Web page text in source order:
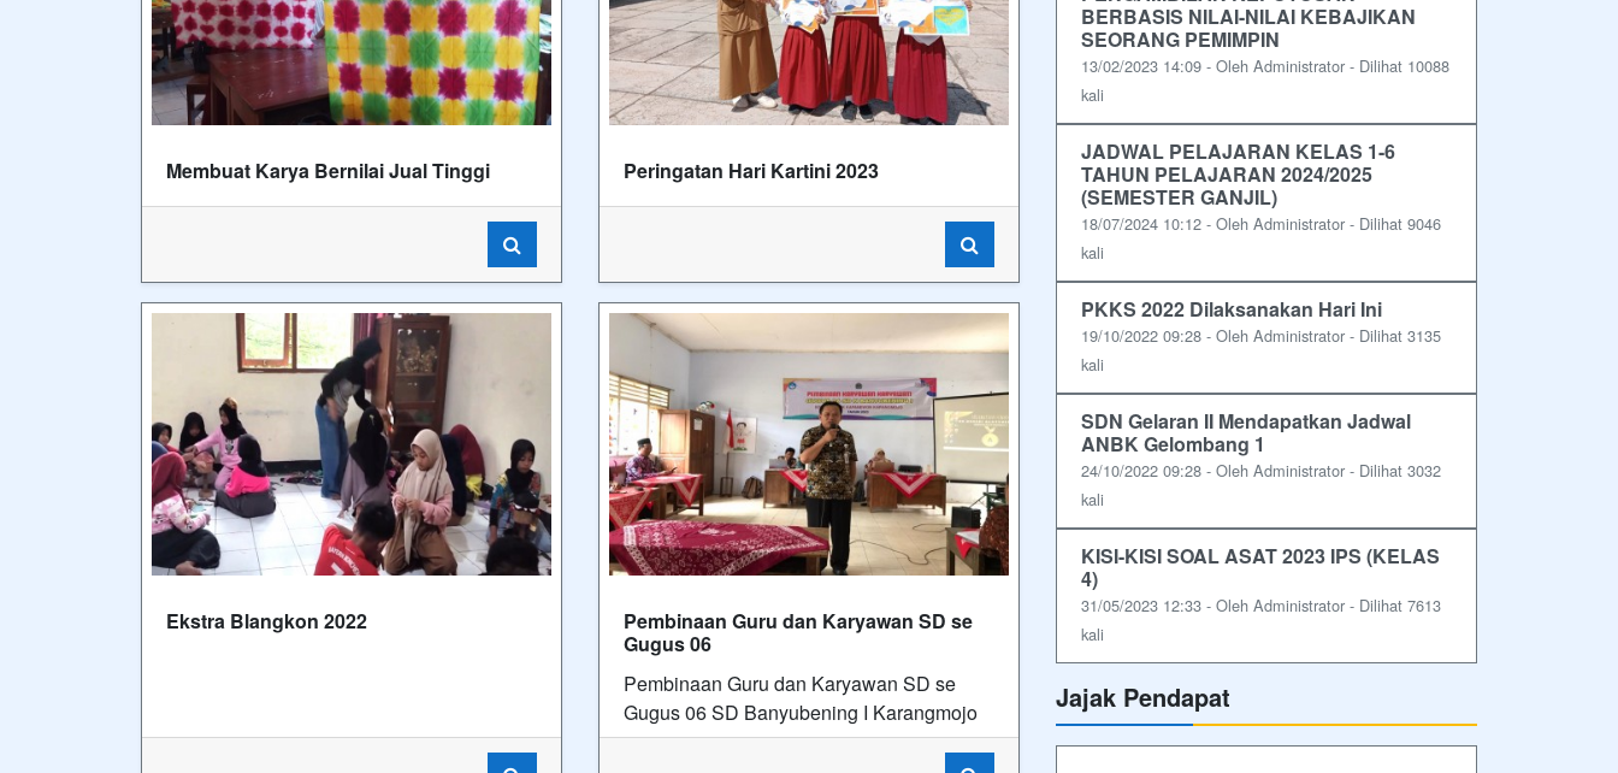
Membuat Karya Bernilai Jual Tinggi Peringatan Hari Kartini 2023
Ekstra Blangkon 2022
Pembinaan Guru dan Karyawan SD se
Gugus 06
Pembinaan Guru dan Karyawan SD se
Gugus 06 SD Banyubening I Karangmojo
BERBASIS NILAI-NILAI KEBAJIKAN
SEORANG PEMIMPIN
13/02/2023 14:09 - Oleh Administrator - Dilihat 10088
kali
JADWAL PELAJARAN KELAS 1-6
TAHUN PELAJARAN 2024/2025
(SEMESTER GANJIL)
18/07/2024 10:12 - Oleh Administrator - Dilihat 9046
kali
PKKS 2022 Dilaksanakan Hari Ini
19/10/2022 09:28 - Oleh Administrator - Dilihat 3135
kali
SDN Gelaran II Mendapatkan Jadwal
ANBK Gelombang 1
24/10/2022 09:28 - Oleh Administrator - Dilihat 3032
kali
KISI-KISI SOAL ASAT 2023 IPS (KELAS
4)
31/05/2023 12:33 - Oleh Administrator - Dilihat 7613
kali
Jajak Pendapat